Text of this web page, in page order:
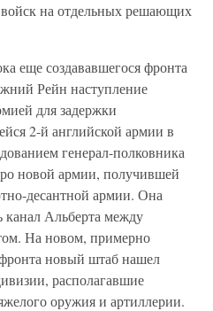
на отдельных решающих
еще создававшегося фронта
Рейн наступление
для задержки
2-й английской армии в
генерал-полковника
новой армии, получившей
десантной армии. Она
канал Альберта между
На новом, примерно
новый штаб нашел
располагавшие
оружия и артиллерии.